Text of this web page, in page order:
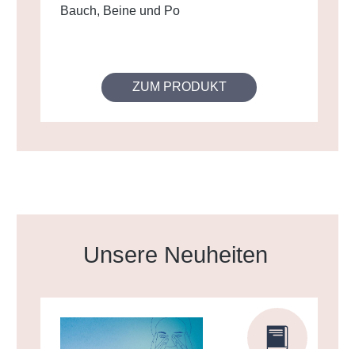
Bauch, Beine und Po
ZUM PRODUKT
Produktgalerie überspringen
Unsere Neuheiten